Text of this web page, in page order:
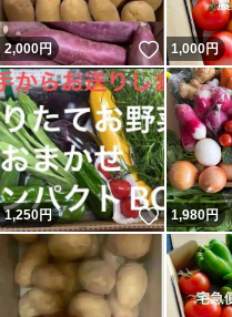
2,000円 いいね！
1,000円
1,250円 いいね！
1,980円